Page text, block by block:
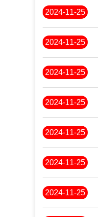
2024-11-25
2024-11-25
2024-11-25
2024-11-25
2024-11-25
2024-11-25
2024-11-25